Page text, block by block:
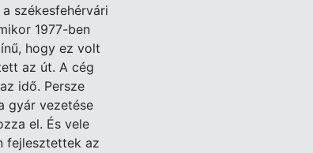
székesfehérvári
1977-ben
hogy ez volt
az út. A cég
idő. Persze
gyár vezetése
el. És vele
fejlesztettek az